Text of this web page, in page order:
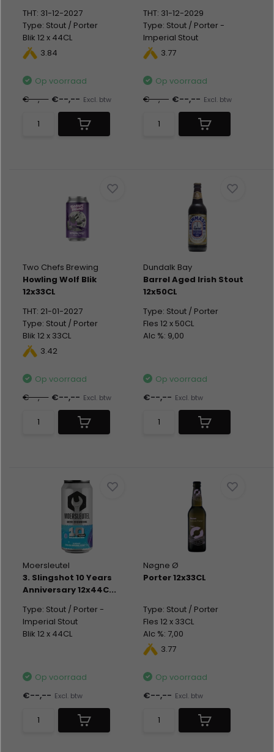
THT: 31-12-2027
Type: Stout / Porter
Blik 12 x 44CL
Alc %: 12,00
Statiegeld: Blik 12x0,15
3.84
Op voorraad
€--,-- €--,-- Excl. btw
THT: 31-12-2029
Type: Stout / Porter -
Imperial Stout
Blik 12 x 33CL
Alc %: 10,00
Statiegeld: Blik 12x0,15
3.77
Op voorraad
€--,-- €--,-- Excl. btw
Two Chefs Brewing
Howling Wolf Blik
12x33CL
THT: 21-01-2027
Type: Stout / Porter
Blik 12 x 33CL
Alc %: 8,00
Statiegeld: Blik 12x0,15
3.42
Op voorraad
€--,-- €--,-- Excl. btw
Dundalk Bay
Barrel Aged Irish Stout
12x50CL
Type: Stout / Porter
Fles 12 x 50CL
Alc %: 9,00
Op voorraad
€--,-- Excl. btw
Moersleutel
3. Slingshot 10 Years
Anniversary 12x44C...
Type: Stout / Porter -
Imperial Stout
Blik 12 x 44CL
Op voorraad
€--,-- Excl. btw
Nøgne Ø
Porter 12x33CL
Type: Stout / Porter
Fles 12 x 33CL
Alc %: 7,00
3.77
Op voorraad
€--,-- Excl. btw